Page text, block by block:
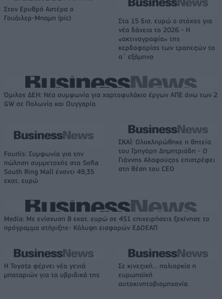
Στον Ερυθρό Αστέρα ο
Γουάιλερ-Μπαμπ (pic)
Στα 15 δισ. ευρώ ο στόχος για
νέα δάνεια το 2026 - Η
«ακτινογραφία» της
κερδοφορίας των τραπεζών το
α΄ εξάμηνο
Όμιλος ΔΕΗ: Νέα συμφωνία για χαρτοφυλάκιο έργων ΑΠΕ άνω των 2
GW σε Πολωνία και Ουγγαρία
Fourlis: Συμφωνία για την
πώληση συμμετοχής στο Sofia
South Ring Mall έναντι 49,35
εκατ. ευρώ
ΣΚΑΪ: Ολοκληρώθηκε η θητεία
του Γρηγόρη Δημητριάδη - Ο
Γιάννης Αλαφούζος επιστρέφει
στη θέση του CEO
Media: Με ενίσχυση 8 εκατ. ευρώ σε 451 επιχειρήσεις ξεκίνησε το
πρόγραμμα στήριξης- Κάλυψη εισφορών ΕΔΟΕΑΠ
Η Toyota φέρνει νέα γενιά
μπαταριών για τα υβριδικά της
Σε κινεζική… πολιορκία η
ευρωπαϊκή
αυτοκινητοβιομηχανία